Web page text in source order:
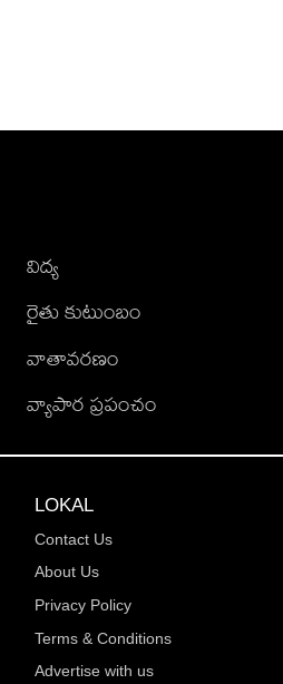
విద్య
రైతు కుటుంబం
వాతావరణం
వ్యాపార ప్రపంచం
LOKAL
Contact Us
About Us
Privacy Policy
Terms & Conditions
Advertise with us